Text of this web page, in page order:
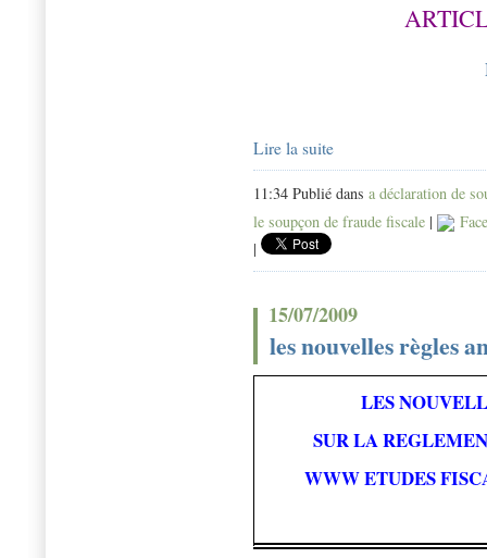
Lire la suite
11:34 Publié dans a déclaration de
le soupçon de fraude fiscale |
|
15/07/2009
les nouvelles règles
LES
SURLA
WWW ETUDES